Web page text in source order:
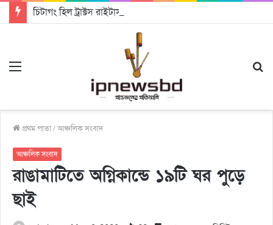
প্রথম পাতা/আঞ্চলিক সংবাদ
আঞ্চলিক সংবাদ
রাঙামাটিতে অগ্নিকান্ডে ১৯টি ঘর পুড়ে
ছাই